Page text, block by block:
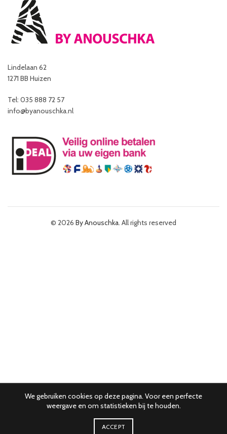
Lindelaan 62
1271 BB Huizen
Tel: 035 888 72 57
info@byanouschka.nl
© 2026 By Anouschka. All rights reserved
We gebruiken cookies op deze pagina. Voor een perfecte
weergave en om statistieken bij te houden.
ACCEPT